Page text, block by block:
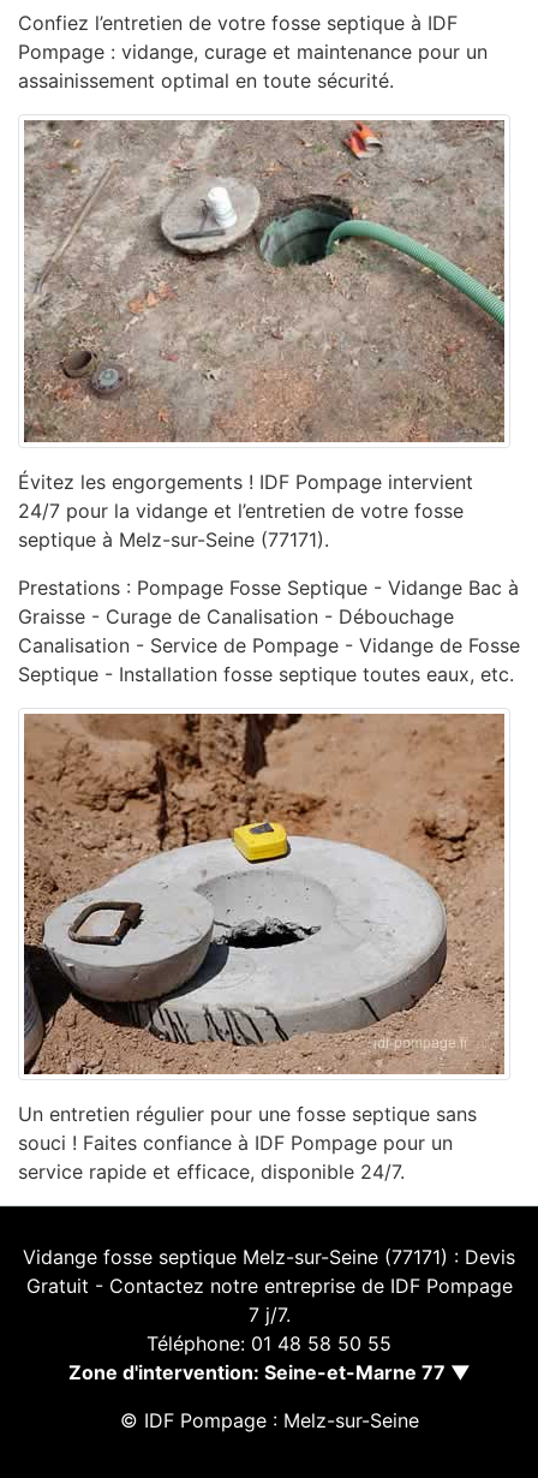
Confiez l’entretien de votre fosse septique à IDF
Pompage : vidange, curage et maintenance pour un
assainissement optimal en toute sécurité.
Évitez les engorgements ! IDF Pompage intervient
24/7 pour la vidange et l’entretien de votre fosse
septique à Melz-sur-Seine (77171).
Prestations : Pompage Fosse Septique - Vidange Bac à
Graisse - Curage de Canalisation - ‎Débouchage
Canalisation - ‎Service de Pompage - ‎Vidange de Fosse
Septique - Installation fosse septique toutes eaux, etc.
Un entretien régulier pour une fosse septique sans
souci ! Faites confiance à IDF Pompage pour un
service rapide et efficace, disponible 24/7.
Vidange fosse septique Melz-sur-Seine (77171) : Devis
Gratuit - Contactez notre entreprise de IDF Pompage
7 j/7.
Téléphone: 01 48 58 50 55
Zone d'intervention: Seine-et-Marne 77 ▼
© IDF Pompage : Melz-sur-Seine